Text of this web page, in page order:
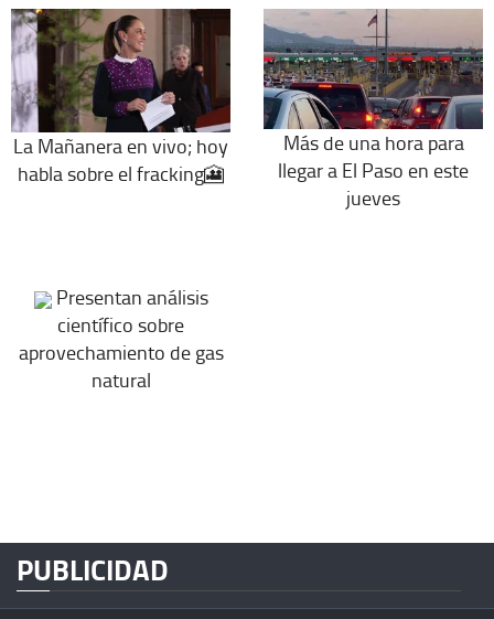
La Mañanera en vivo; hoy
habla sobre el fracking🎦
Más de una hora para
llegar a El Paso en este
jueves
Presentan análisis
científico sobre
aprovechamiento de gas
natural
PUBLICIDAD